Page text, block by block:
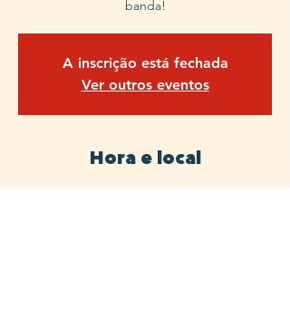
banda!
A inscrição está fechada
Ver outros eventos
Hora e local
20 de fev. de 2020, 21:00